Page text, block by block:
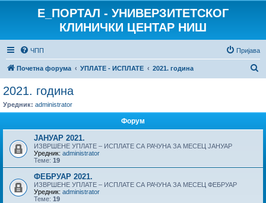
E_ПОРТАЛ - УНИВЕРЗИТЕТСКОГ
КЛИНИЧКИ ЦЕНТАР НИШ
ЧПП Пријава
Почетна форума УПЛАТЕ - ИСПЛАТЕ 2021. година
а
2021. година
Уредник: administrator
Форум
ЈАНУАР 2021.
ИЗВРШЕНЕ УПЛАТЕ – ИСПЛАТЕ СА РАЧУНА ЗА МЕСЕЦ ЈАНУАР
Уредник: administrator
Теме: 19
ФЕБРУАР 2021.
ИЗВРШЕНЕ УПЛАТЕ – ИСПЛАТЕ СА РАЧУНА ЗА МЕСЕЦ ФЕБРУАР
Уредник: administrator
Теме: 19